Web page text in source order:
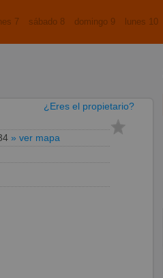
7 sábado 8 domingo 9 lunes 10
¿Eres el propietario?
» ver mapa